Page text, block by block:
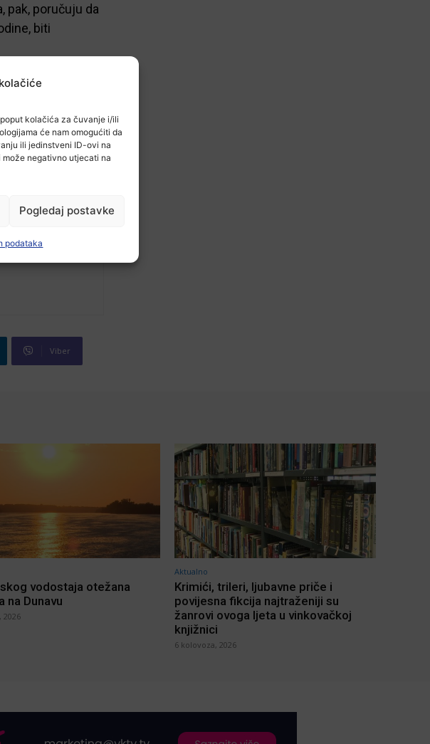
kolačića za čuvanje i/ili
će nam omogućiti da
ili jedinstveni ID-ovi na
negativno utjecati na
Pogledaj postavke
podataka
pak, poručuju da
biti
Viber
vodostaja otežana
na Dunavu
2026
Aktualno
Krimići, trileri, ljubavne priče i
povijesna fikcija najtraženiji su
žanrovi ovoga ljeta u vinkovačkoj
knjižnici
6 kolovoza, 2026